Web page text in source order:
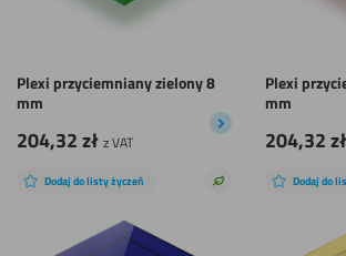
Plexi przyciemniany zielony 8
mm
204,32zł z VAT
Plexi
mm
204,32zł
Dodaj do listy życzeń
Zrównoważony
Dodaj do